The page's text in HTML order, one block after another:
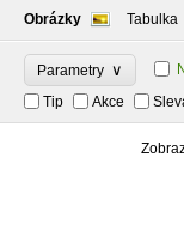
Obrázky
Tabulka
Parametry ∨
Tip
Akce